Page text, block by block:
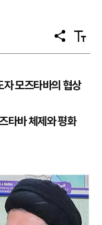
공
유
텍
스
기
모즈타바의 협상
타바 체제와 평화